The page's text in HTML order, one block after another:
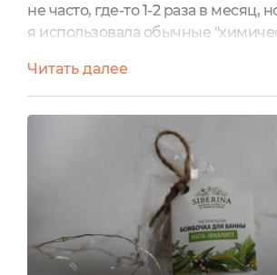
не часто, где-то 1-2 раза в месяц,
я использовала обычные
последнее время я полюбила
бренда натуральной косметики
кедровую малышку я уже
настала очередь рассказать про
мне еще больше понравилась - с
Мята+Эвкалипт.Тут...
Читать далее